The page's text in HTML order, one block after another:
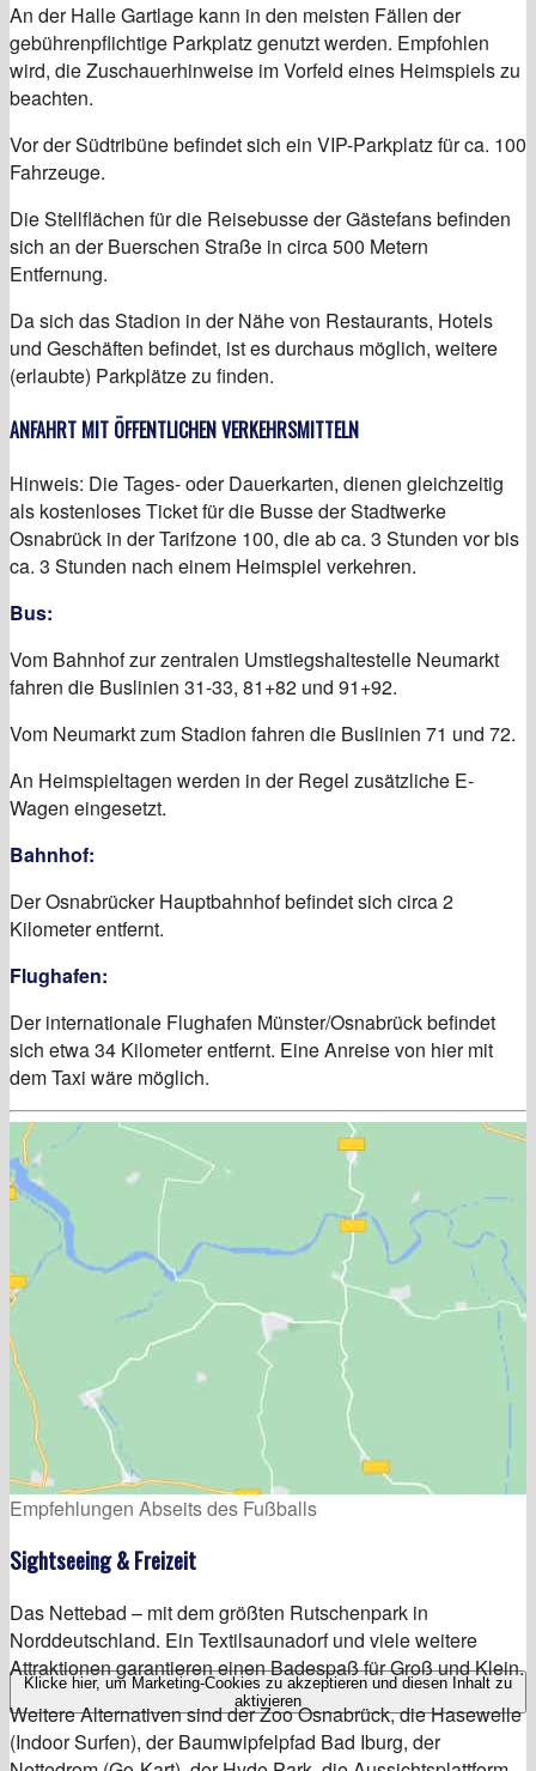
An der Halle Gartlage kann in den meisten Fällen der
gebührenpflichtige Parkplatz genutzt werden. Empfohlen
wird, die Zuschauerhinweise im Vorfeld eines Heimspiels zu
beachten.
Vor der Südtribüne befindet sich ein VIP-Parkplatz für ca. 100
Fahrzeuge.
Die Stellflächen für die Reisebusse der Gästefans befinden
sich an der Buerschen Straße in circa 500 Metern
Entfernung.
Da sich das Stadion in der Nähe von Restaurants, Hotels
und Geschäften befindet, ist es durchaus möglich, weitere
(erlaubte) Parkplätze zu finden.
ANFAHRT MIT ÖFFENTLICHEN VERKEHRSMITTELN
Hinweis: Die Tages- oder Dauerkarten, dienen gleichzeitig
als kostenloses Ticket für die Busse der Stadtwerke
Osnabrück in der Tarifzone 100, die ab ca. 3 Stunden vor bis
ca. 3 Stunden nach einem Heimspiel verkehren.
Bus:
Vom Bahnhof zur zentralen Umstiegshaltestelle Neumarkt
fahren die Buslinien 31-33, 81+82 und 91+92.
Vom Neumarkt zum Stadion fahren die Buslinien 71 und 72.
An Heimspieltagen werden in der Regel zusätzliche E-
Wagen eingesetzt.
Bahnhof:
Der Osnabrücker Hauptbahnhof befindet sich circa 2
Kilometer entfernt.
Flughafen:
Der internationale Flughafen Münster/Osnabrück befindet
sich etwa 34 Kilometer entfernt. Eine Anreise von hier mit
dem Taxi wäre möglich.
Klicke hier, um Marketing-Cookies zu akzeptieren und diesen Inhalt zu
aktivieren
Empfehlungen Abseits des Fußballs
Sightseeing & Freizeit
Das Nettebad – mit dem größten Rutschenpark in
Norddeutschland. Ein Textilsaunadorf und viele weitere
Attraktionen garantieren einen Badespaß für Groß und Klein.
Weitere Alternativen sind der Zoo Osnabrück, die Hasewelle
(Indoor Surfen), der Baumwipfelpfad Bad Iburg, der